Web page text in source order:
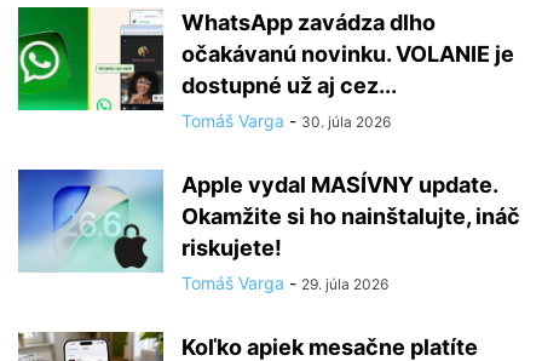
WhatsApp zavádza dlho
očakávanú novinku. VOLANIE je
dostupné už aj cez...
Tomáš Varga - 30. júla 2026
Apple vydal MASÍVNY update.
Okamžite si ho nainštalujte, ináč
riskujete!
Tomáš Varga - 29. júla 2026
Koľko apiek mesačne platíte